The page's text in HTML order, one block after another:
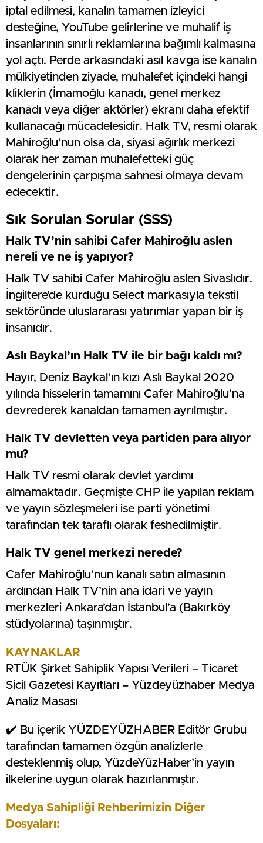
iptal edilmesi, kanalın tamamen izleyici
desteğine, YouTube gelirlerine ve muhalif iş
insanlarının sınırlı reklamlarına bağımlı kalmasına
yol açtı. Perde arkasındaki asıl kavga ise kanalın
mülkiyetinden ziyade, muhalefet içindeki hangi
kliklerin (İmamoğlu kanadı, genel merkez
kanadı veya diğer aktörler) ekranı daha efektif
kullanacağı mücadelesidir. Halk TV, resmi olarak
Mahiroğlu’nun olsa da, siyasi ağırlık merkezi
olarak her zaman muhalefetteki güç
dengelerinin çarpışma sahnesi olmaya devam
edecektir.
Sık Sorulan Sorular (SSS)
Halk TV’nin sahibi Cafer Mahiroğlu aslen
nereli ve ne iş yapıyor?
Halk TV sahibi Cafer Mahiroğlu aslen Sivaslıdır.
İngiltere’de kurduğu Select markasıyla tekstil
sektöründe uluslararası yatırımlar yapan bir iş
insanıdır.
Aslı Baykal’ın Halk TV ile bir bağı kaldı mı?
Hayır, Deniz Baykal’ın kızı Aslı Baykal 2020
yılında hisselerin tamamını Cafer Mahiroğlu’na
devrederek kanaldan tamamen ayrılmıştır.
Halk TV devletten veya partiden para alıyor
mu?
Halk TV resmi olarak devlet yardımı
almamaktadır. Geçmişte CHP ile yapılan reklam
ve yayın sözleşmeleri ise parti yönetimi
tarafından tek taraflı olarak feshedilmiştir.
Halk TV genel merkezi nerede?
Cafer Mahiroğlu’nun kanalı satın almasının
ardından Halk TV’nin ana idari ve yayın
merkezleri Ankara’dan İstanbul’a (Bakırköy
stüdyolarına) taşınmıştır.
KAYNAKLAR
RTÜK Şirket Sahiplik Yapısı Verileri – Ticaret
Sicil Gazetesi Kayıtları – Yüzdeyüzhaber Medya
Analiz Masası
✔️ Bu içerik YÜZDEYÜZHABER Editör Grubu
tarafından tamamen özgün analizlerle
desteklenmiş olup, YüzdeYüzHaber’in yayın
ilkelerine uygun olarak hazırlanmıştır.
Medya Sahipliği Rehberimizin Diğer
Dosyaları: